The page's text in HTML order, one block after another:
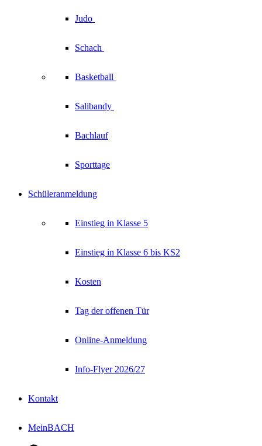
Judo
Schach
Basketball
Salibandy
Bachlauf
Sporttage
Schüleranmeldung
Einstieg in Klasse 5
Einstieg in Klasse 6 bis KS2
Kosten
Tag der offenen Tür
Online-Anmeldung
Info-Flyer 2026/27
Kontakt
MeinBACH